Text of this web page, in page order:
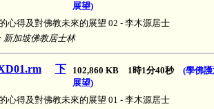
展望)
心得及對佛教未來的展望 02 - 李木源居士
新加坡佛教居士林
下
102,860 KB 1時1分40秒 (學佛
展望)
心得及對佛教未來的展望 01 - 李木源居士